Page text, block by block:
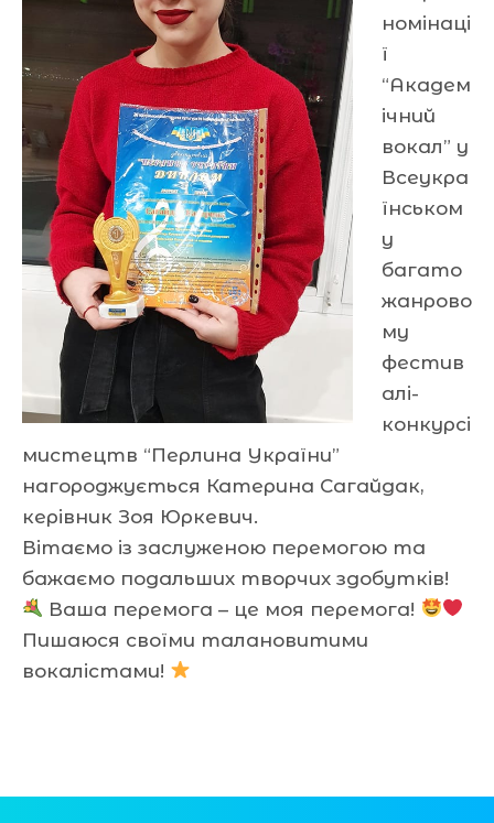
номінаці
ї
“Академ
ічний
вокал” у
Всеукра
їнськом
у
багато
жанрово
му
фестив
алі-
конкурсі
мистецтв “Перлина України”
нагороджується Катерина Сагайдак,
керівник Зоя Юркевич.
Вітаємо із заслуженою перемогою та
бажаємо подальших творчих здобутків!
Ваша перемога – це моя перемога!
Пишаюся своїми талановитими
вокалістами!